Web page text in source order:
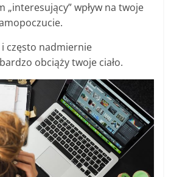
„interesujący” wpływ na twoje
często nadmiernie
obciąży twoje ciało.